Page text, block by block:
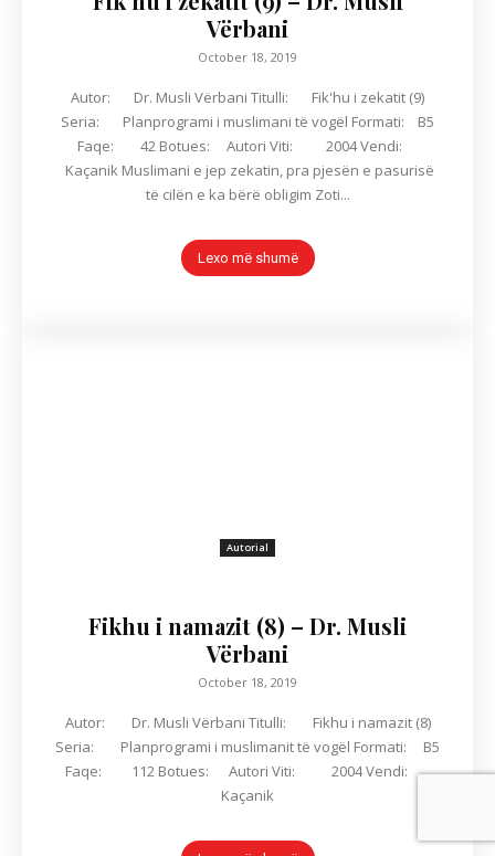
Vërbani
October 18, 2019
Autor: Dr. Musli Vërbani Titulli: Fik'hu i zekatit (9)
Seria: Planprogrami i muslimani të vogël Formati: B5
Faqe: 42 Botues: Autori Viti: 2004 Vendi:
Kaçanik Muslimani e jep zekatin, pra pjesën e pasurisë
të cilën e ka bërë obligim Zoti...
Lexo më shumë
Autorial
Fikhu i namazit (8) – Dr. Musli
Vërbani
October 18, 2019
Autor: Dr. Musli Vërbani Titulli: Fikhu i namazit (8)
Seria: Planprogrami i muslimanit të vogël Formati: B5
Faqe: 112 Botues: Autori Viti: 2004 Vendi:
Kaçanik